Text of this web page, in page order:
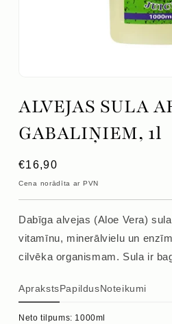
1
modālajā
ALVEJAS SULA
GABALIŅIEM, 1l
Parastā
cena
€16,90
Cena norādīta ar PVN
Dabīga alvejas (Aloe Vera)
vitamīnu, minerālvielu un
cilvēka organismam. Sula ir
AprakstsPapildusNoteikumi
Neto tilpums: 1000ml